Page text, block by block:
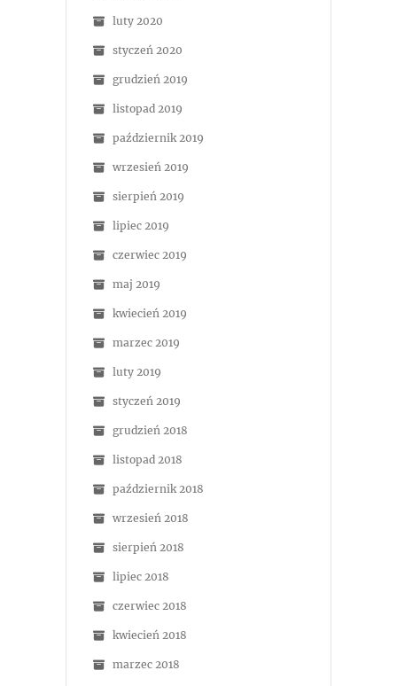
luty 2020
styczeń 2020
grudzień 2019
listopad 2019
październik 2019
wrzesień 2019
sierpień 2019
lipiec 2019
czerwiec 2019
maj 2019
kwiecień 2019
marzec 2019
luty 2019
styczeń 2019
grudzień 2018
listopad 2018
październik 2018
wrzesień 2018
sierpień 2018
lipiec 2018
czerwiec 2018
kwiecień 2018
marzec 2018